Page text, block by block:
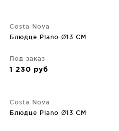
Costa Nova
Блюдце Plano Ø13 CM
Под заказ
1 230 руб
Costa Nova
Блюдце Plano Ø13 CM